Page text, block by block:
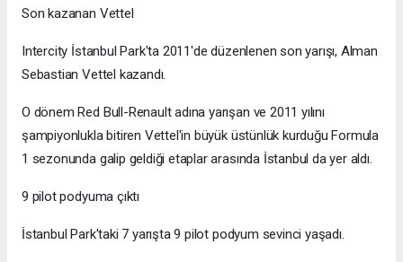
Son kazanan Vettel
Intercity İstanbul Park'ta 2011'de düzenlenen son yarışı, Alman
Sebastian Vettel kazandı.
O dönem Red Bull-Renault adına yarışan ve 2011 yılını
şampiyonlukla bitiren Vettel'in büyük üstünlük kurduğu Formula
1 sezonunda galip geldiği etaplar arasında İstanbul da yer aldı.
9 pilot podyuma çıktı
İstanbul Park'taki 7 yarışta 9 pilot podyum sevinci yaşadı.